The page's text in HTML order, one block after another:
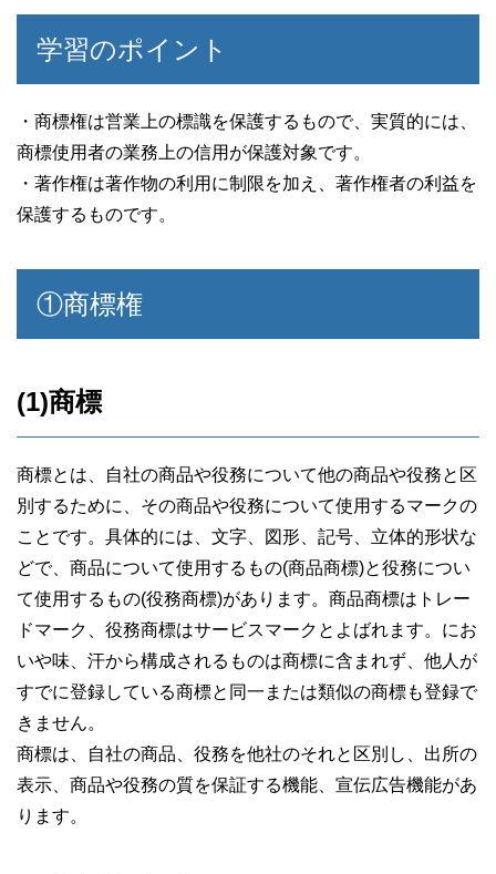
学習のポイント
・商標権は営業上の標識を保護するもので、実質的には、
商標使用者の業務上の信用が保護対象です。
・著作権は著作物の利用に制限を加え、著作権者の利益を
保護するものです。
①商標権
(1)商標
商標とは、自社の商品や役務について他の商品や役務と区
別するために、その商品や役務について使用するマークの
ことです。具体的には、文字、図形、記号、立体的形状な
どで、商品について使用するもの(商品商標)と役務につい
て使用するもの(役務商標)があります。商品商標はトレー
ドマーク、役務商標はサービスマークとよばれます。にお
いや味、汗から構成されるものは商標に含まれず、他人が
すでに登録している商標と同一または類似の商標も登録で
きません。
商標は、自社の商品、役務を他社のそれと区別し、出所の
表示、商品や役務の質を保証する機能、宣伝広告機能があ
ります。